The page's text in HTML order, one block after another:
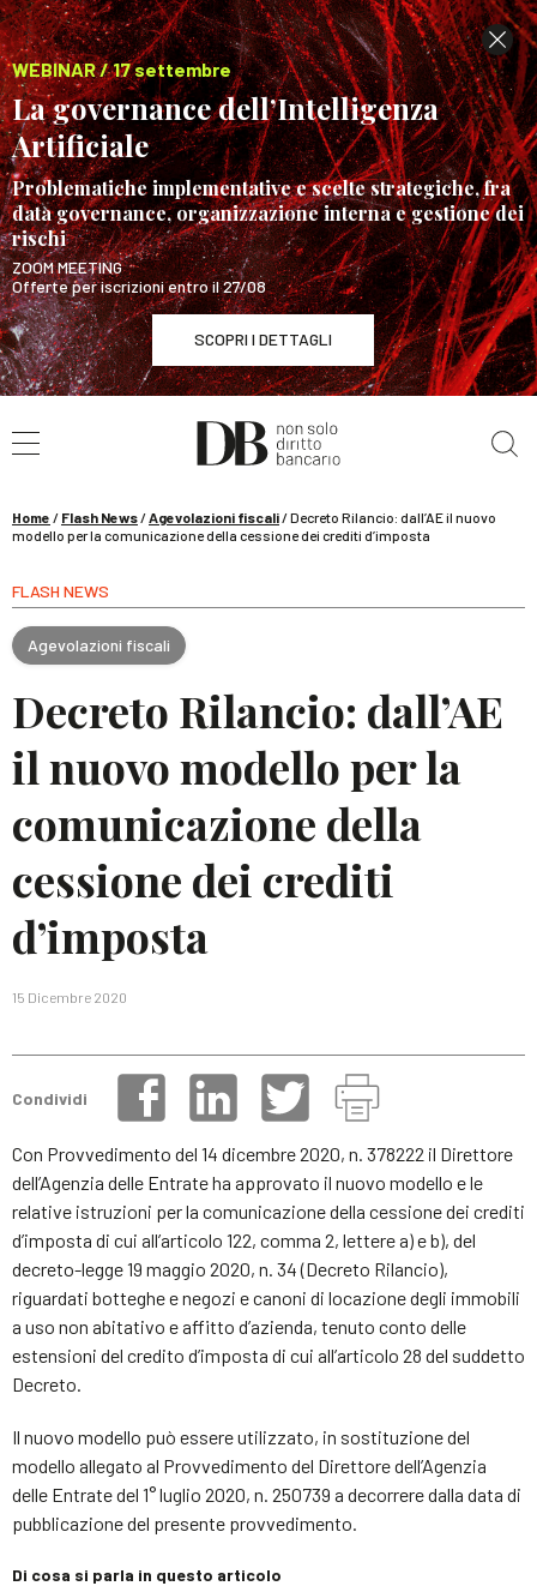
WEBINAR / 17 settembre
La governance dell’Intelligenza
Artificiale
Problematiche implementative e scelte strategiche, fra
data governance, organizzazione interna e gestione dei
rischi
ZOOM MEETING
Offerte per iscrizioni entro il 27/08
SCOPRI I DETTAGLI
WEBINAR / 17 settembre
La governance dell’Intelligenza Artificiale
Home / Flash News/Agevolazioni fiscali/Decreto Rilancio: dall’AE il nuovo
modello per la comunicazione della cessione dei crediti d’imposta
FLASH NEWS
Agevolazioni fiscali
Decreto Rilancio: dall’AE
il nuovo modello per la
comunicazione della
cessione dei crediti
d’imposta
15 Dicembre 2020
Condividi
Con Provvedimento del 14 dicembre 2020, n. 378222 il Direttore
dell’Agenzia delle Entrate ha approvato il nuovo modello e le
relative istruzioni per la comunicazione della cessione dei crediti
d’imposta di cui all’articolo 122, comma 2, lettere a) e b), del
decreto-legge 19 maggio 2020, n. 34 (Decreto Rilancio),
riguardati botteghe e negozi e canoni di locazione degli immobili
a uso non abitativo e affitto d’azienda, tenuto conto delle
estensioni del credito d’imposta di cui all’articolo 28 del suddetto
Decreto.
Il nuovo modello può essere utilizzato, in sostituzione del
modello allegato al Provvedimento del Direttore dell’Agenzia
delle Entrate del 1° luglio 2020, n. 250739 a decorrere dalla data di
pubblicazione del presente provvedimento.
Di cosa si parla in questo articolo